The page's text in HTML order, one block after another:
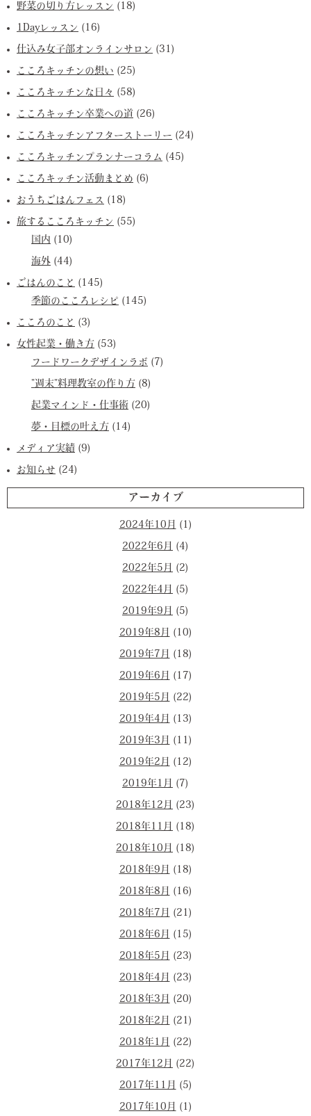
野菜の切り方レッスン (18)
1Dayレッスン (16)
仕込み女子部オンラインサロン (31)
こころキッチンの想い (25)
こころキッチンな日々 (58)
こころキッチン卒業への道 (26)
こころキッチンアフターストーリー (24)
こころキッチンプランナーコラム (45)
こころキッチン活動まとめ (6)
おうちごはんフェス (18)
旅するこころキッチン (55)
国内 (10)
海外 (44)
ごはんのこと (145)
季節のこころレシピ (145)
こころのこと (3)
女性起業・働き方 (53)
フードワークデザインラボ (7)
”週末”料理教室の作り方 (8)
起業マインド・仕事術 (20)
夢・目標の叶え方 (14)
メディア実績 (9)
お知らせ (24)
アーカイブ
2024年10月 (1)
2022年6月 (4)
2022年5月 (2)
2022年4月 (5)
2019年9月 (5)
2019年8月 (10)
2019年7月 (18)
2019年6月 (17)
2019年5月 (22)
2019年4月 (13)
2019年3月 (11)
2019年2月 (12)
2019年1月 (7)
2018年12月 (23)
2018年11月 (18)
2018年10月 (18)
2018年9月 (18)
2018年8月 (16)
2018年7月 (21)
2018年6月 (15)
2018年5月 (23)
2018年4月 (23)
2018年3月 (20)
2018年2月 (21)
2018年1月 (22)
2017年12月 (22)
2017年11月 (5)
2017年10月 (1)